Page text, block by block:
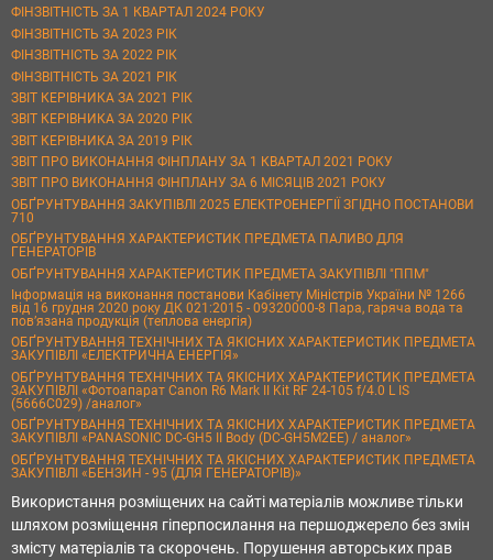
ФІНЗВІТНІСТЬ ЗА 1 КВАРТАЛ 2024 РОКУ
ФІНЗВІТНІСТЬ ЗА 2023 РІК
ФІНЗВІТНІСТЬ ЗА 2022 РІК
ФІНЗВІТНІСТЬ ЗА 2021 РІК
ЗВІТ КЕРІВНИКА ЗА 2021 РІК
ЗВІТ КЕРІВНИКА ЗА 2020 РІК
ЗВІТ КЕРІВНИКА ЗА 2019 РІК
ЗВІТ ПРО ВИКОНАННЯ ФІНПЛАНУ ЗА 1 КВАРТАЛ 2021 РОКУ
ЗВІТ ПРО ВИКОНАННЯ ФІНПЛАНУ ЗА 6 МІСЯЦІВ 2021 РОКУ
ОБҐРУНТУВАННЯ ЗАКУПІВЛІ 2025 ЕЛЕКТРОЕНЕРГІЇ ЗГІДНО ПОСТАНОВИ
710
ОБҐРУНТУВАННЯ ХАРАКТЕРИСТИК ПРЕДМЕТА ПАЛИВО ДЛЯ
ГЕНЕРАТОРІВ
ОБҐРУНТУВАННЯ ХАРАКТЕРИСТИК ПРЕДМЕТА ЗАКУПІВЛІ "ППМ"
Інформація на виконання постанови Кабінету Міністрів України № 1266
від 16 грудня 2020 року ДК 021:2015 - 09320000-8 Пара, гаряча вода та
пов’язана продукція (теплова енергія)
ОБҐРУНТУВАННЯ ТЕХНІЧНИХ ТА ЯКІСНИХ ХАРАКТЕРИСТИК ПРЕДМЕТА
ЗАКУПІВЛІ «ЕЛЕКТРИЧНА ЕНЕРГІЯ»
ОБҐРУНТУВАННЯ ТЕХНІЧНИХ ТА ЯКІСНИХ ХАРАКТЕРИСТИК ПРЕДМЕТА
ЗАКУПІВЛІ «Фотоапарат Canon R6 Mark II Kit RF 24-105 f/4.0 L IS
(5666C029) /аналог»
ОБҐРУНТУВАННЯ ТЕХНІЧНИХ ТА ЯКІСНИХ ХАРАКТЕРИСТИК ПРЕДМЕТА
ЗАКУПІВЛІ «PANASONIC DC-GH5 II Body (DC-GH5M2EE) / аналог»
ОБҐРУНТУВАННЯ ТЕХНІЧНИХ ТА ЯКІСНИХ ХАРАКТЕРИСТИК ПРЕДМЕТА
ЗАКУПІВЛІ «БЕНЗИН - 95 (ДЛЯ ГЕНЕРАТОРІВ)»
Використання розміщених на сайті матеріалів можливе тільки
шляхом розміщення гіперпосилання на першоджерело без змін
змісту матеріалів та скорочень. Порушення авторських прав